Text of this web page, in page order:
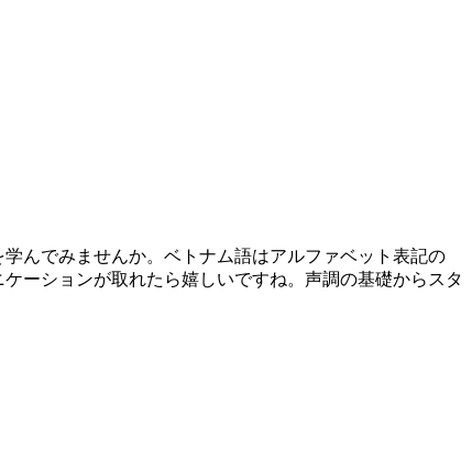
んでみませんか。ベトナム語はアルファベット表記の
ーションが取れたら嬉しいですね。声調の基礎からスタ